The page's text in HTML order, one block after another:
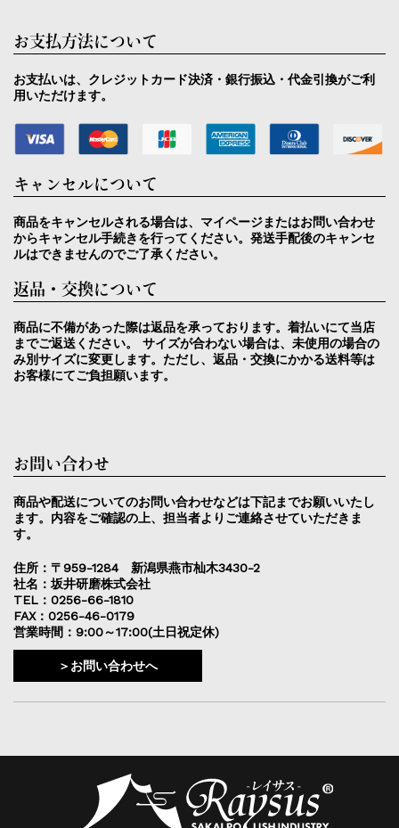
お支払方法について
お支払いは、クレジットカード決済・銀行振込・代金引換がご利
用いただけます。
キャンセルについて
商品をキャンセルされる場合は、マイページまたはお問い合わせ
からキャンセル手続きを行ってください。発送手配後のキャンセ
ルはできませんのでご了承ください。
返品・交換について
商品に不備があった際は返品を承っております。着払いにて当店
までご返送ください。 サイズが合わない場合は、未使用の場合の
み別サイズに変更します。ただし、返品・交換にかかる送料等は
お客様にてご負担願います。
お問い合わせ
商品や配送についてのお問い合わせなどは下記までお願いいたし
ます。内容をご確認の上、担当者よりご連絡させていただきま
す。
住所：〒959-1284 新潟県燕市杣木3430-2
社名：坂井研磨株式会社
TEL：0256-66-1810
FAX：0256-46-0179
営業時間：9:00～17:00(土日祝定休)
＞お問い合わせへ